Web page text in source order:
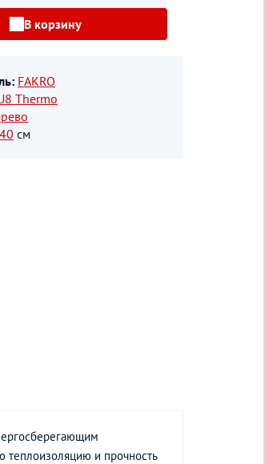
В корзину
FAKRO
Thermo
см
теплоизоляцию и прочность